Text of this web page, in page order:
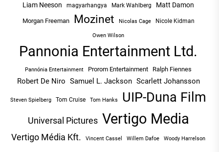
Liam Neeson magyarhangya Mark Wahlberg Matt Damon
Morgan Freeman Mozinet Nicolas Cage Nicole Kidman
Owen Wilson
Pannonia Entertainment Ltd.
Pannónia Entertainment Prorom Entertainment Ralph Fiennes
Robert De Niro Samuel L. Jackson Scarlett Johansson
Steven Spielberg Tom Cruise Tom Hanks UIP-Duna Film
Universal Pictures Vertigo Media
Vertigo Média Kft. Vincent Cassel Willem Dafoe Woody Harrelson